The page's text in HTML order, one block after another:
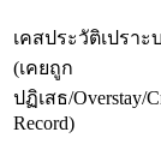
เคสประวัติเปราะ
(เคยถูก
ปฏิเสธ/Overstay/
Record)